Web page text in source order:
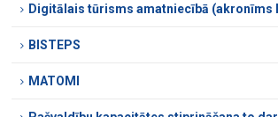
Digitālais tūrisms amatniecībā (akronīms
BISTEPS
MATOMI